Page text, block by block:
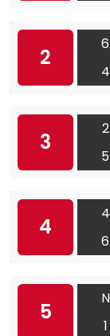
2
6
4
3
2
5
4
4
6
5
N
1